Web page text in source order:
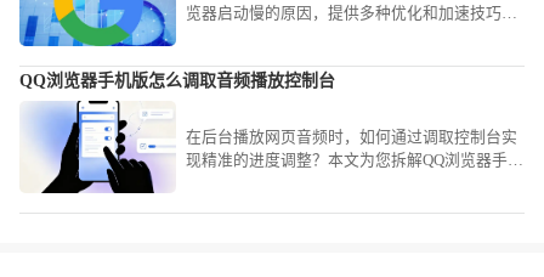
览器启动慢的原因，提供多种优化和加速技巧，
QQ浏览器手机版怎么调取音频播放控制台
在后台播放网页音频时，如何通过调取控制台实
现精准的进度调整？本文为您拆解QQ浏览器手机